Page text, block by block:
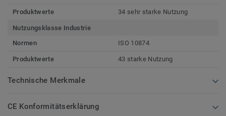
Produktwerte 34 sehr starke Nutzung
Nutzungsklasse Industrie
Normen
ISO 10874
Produktwerte 43 starke Nutzung
Technische Merkmale
CE Konformitätserklärung